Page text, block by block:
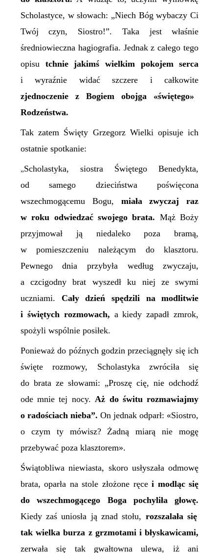
Scholastyce, w słowach: „Niech Bóg wybaczy Ci
Twój czyn, Siostro!”. Taka jest właśnie
średniowieczna hagiografia. Jednak z całego tego
opisu tchnie jakimś wielkim pokojem serca
i wyraźnie widać szczere i całkowite
zjednoczenie z Bogiem obojga «świętego»
Rodzeństwa.
Tak zatem Święty Grzegorz Wielki opisuje ich
ostatnie spotkanie:
„Scholastyka, siostra Świętego Benedykta,
od samego dzieciństwa poświęcona
wszechmogącemu Bogu, miała zwyczaj raz
w roku odwiedzać swojego brata. Mąż Boży
przyjmował ją niedaleko poza bramą,
w pomieszczeniu należącym do klasztoru.
Pewnego dnia przybyła według zwyczaju,
a czcigodny brat wyszedł ku niej ze swymi
uczniami. Cały dzień spędzili na modlitwie
i świętych rozmowach, a kiedy zapadł zmrok,
spożyli wspólnie posiłek.
Ponieważ do późnych godzin przeciągnęły się ich
święte rozmowy, Scholastyka zwróciła się
do brata ze słowami: „Proszę cię, nie odchodź
ode mnie tej nocy.Aż do świtu rozmawiajmy
o radościach nieba”. On jednak odparł: «Siostro,
o czym ty mówisz? Żadną miarą nie mogę
przebywać poza klasztorem».
Świątobliwa niewiasta, skoro usłyszała odmowę
brata,oparła na stole złożone ręcei modląc się
do wszechmogącego Boga pochyliła głowę.
Kiedy zaś uniosła ją znad stołu, rozszalała się
tak wielka burza z grzmotami i błyskawicami,
zerwała się tak gwałtowna ulewa, iż ani